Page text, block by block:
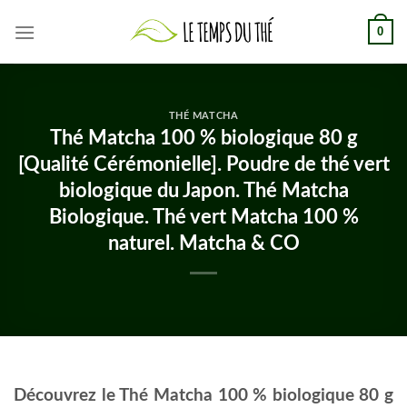
0
THÉ MATCHA
Thé Matcha 100 % biologique 80 g
[Qualité Cérémonielle]. Poudre de thé vert
biologique du Japon. Thé Matcha
Biologique. Thé vert Matcha 100 %
naturel. Matcha & CO
Découvrez le Thé Matcha 100 % biologique 80 g